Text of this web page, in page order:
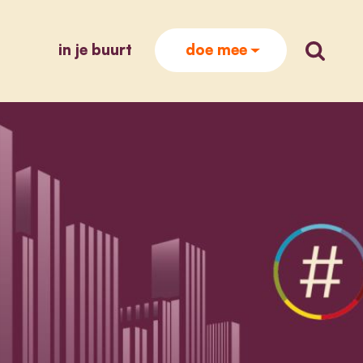
in je buurt doe mee zoek